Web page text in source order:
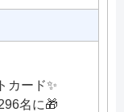
カード✨
名に🎁